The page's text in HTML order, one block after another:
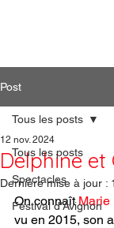
Post
Tous les posts
Spectacles
Festival d'Avignon
Tous les posts
Delphine et
12 nov. 2024
Dernière mise à jour :
On connaît Marie
vu en 2015, son